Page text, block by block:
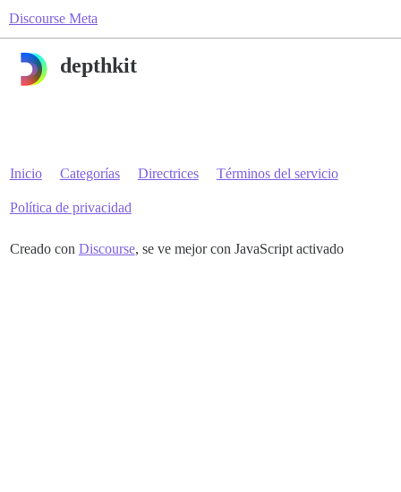
Discourse Meta
depthkit
Inicio Categorías Directrices Términos del servicio
Política de privacidad
Creado con Discourse, se ve mejor con JavaScript activado